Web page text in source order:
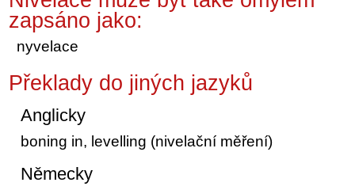
zapsáno jako:
nyvelace
Překlady do jiných jazyků
Anglicky
boning in, levelling (nivelační měření)
Německy